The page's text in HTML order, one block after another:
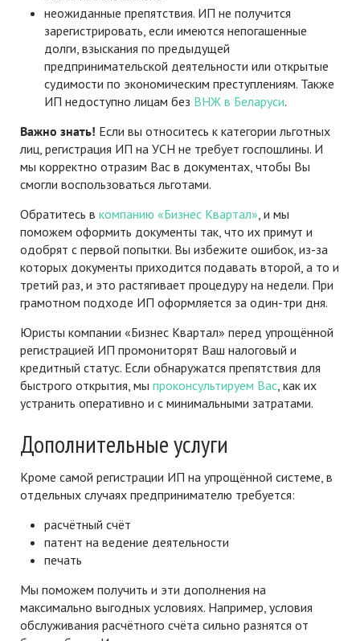
неожиданные препятствия. ИП не получится
зарегистрировать, если имеются непогашенные
долги, взыскания по предыдущей
предпринимательской деятельности или открытые
судимости по экономическим преступлениям. Также
ИП недоступно лицам без ВНЖ в Беларуси.
Важно знать! Если вы относитесь к категории льготных
лиц, регистрация ИП на УСН не требует госпошлины. И
мы корректно отразим Вас в документах, чтобы Вы
смогли воспользоваться льготами.
Обратитесь в компанию «Бизнес Квартал», и мы
поможем оформить документы так, что их примут и
одобрят с первой попытки. Вы избежите ошибок, из-за
которых документы приходится подавать второй, а то и
третий раз, и это растягивает процедуру на недели. При
грамотном подходе ИП оформляется за один-три дня.
Юристы компании «Бизнес Квартал» перед упрощённой
регистрацией ИП промониторят Ваш налоговый и
кредитный статус. Если обнаружатся препятствия для
быстрого открытия, мы проконсультируем Вас, как их
устранить оперативно и с минимальными затратами.
Дополнительные услуги
Кроме самой регистрации ИП на упрощённой системе, в
отдельных случаях предпринимателю требуется:
расчётный счёт
патент на ведение деятельности
печать
Мы поможем получить и эти дополнения на
максимально выгодных условиях. Например, условия
обслуживания расчётного счёта сильно разнятся от